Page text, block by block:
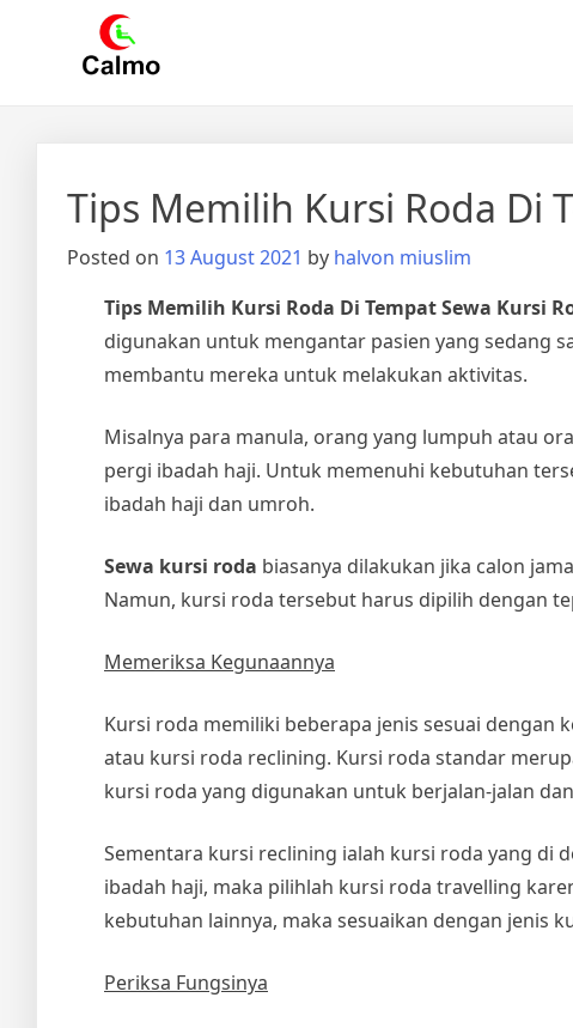
Calmo.co.id
menjual dan menyewakan alat kesehatan
Tips Memilih Kursi Roda Di
Posted on 13 August 2021 by halvon miuslim
Tips Memilih Kursi Roda Di Tempat Sewa Kursi
digunakan untuk mengantar pasien yang sedang
membantu mereka untuk melakukan aktivitas.
Misalnya para manula, orang yang lumpuh atau
pergi ibadah haji. Untuk memenuhi kebutuhan
ibadah haji dan umroh.
Sewa kursi roda biasanya dilakukan jika calon
Namun, kursi roda tersebut harus dipilih dengan
Memeriksa Kegunaannya
Kursi roda memiliki beberapa jenis sesuai
atau kursi roda reclining. Kursi roda standar
kursi roda yang digunakan untuk berjalan-jalan
Sementara kursi reclining ialah kursi roda yang di
ibadah haji, maka pilihlah kursi roda travelling
kebutuhan lainnya, maka sesuaikan dengan jenis
Periksa Fungsinya